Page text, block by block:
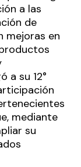
a las
de
mejoras en
a su 12°
mediante
su